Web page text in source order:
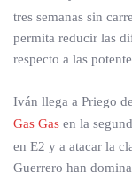
tres semanas sin
permita reducir las
respecto a las
Iván llega a Priego
Gas Gas en la
en E2 y a atacar la
Guerrero han